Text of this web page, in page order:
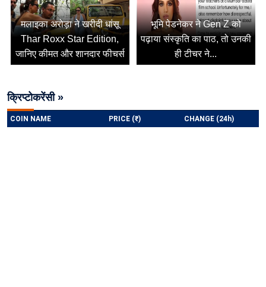
मलाइका अरोड़ा ने खरीदी धांसू
Thar Roxx Star Edition,
जानिए कीमत और शानदार फीचर्स
भूमि पेडनेकर ने Gen Z को
पढ़ाया संस्कृति का पाठ, तो उनकी
ही टीचर ने...
क्रिप्टोकरेंसी »